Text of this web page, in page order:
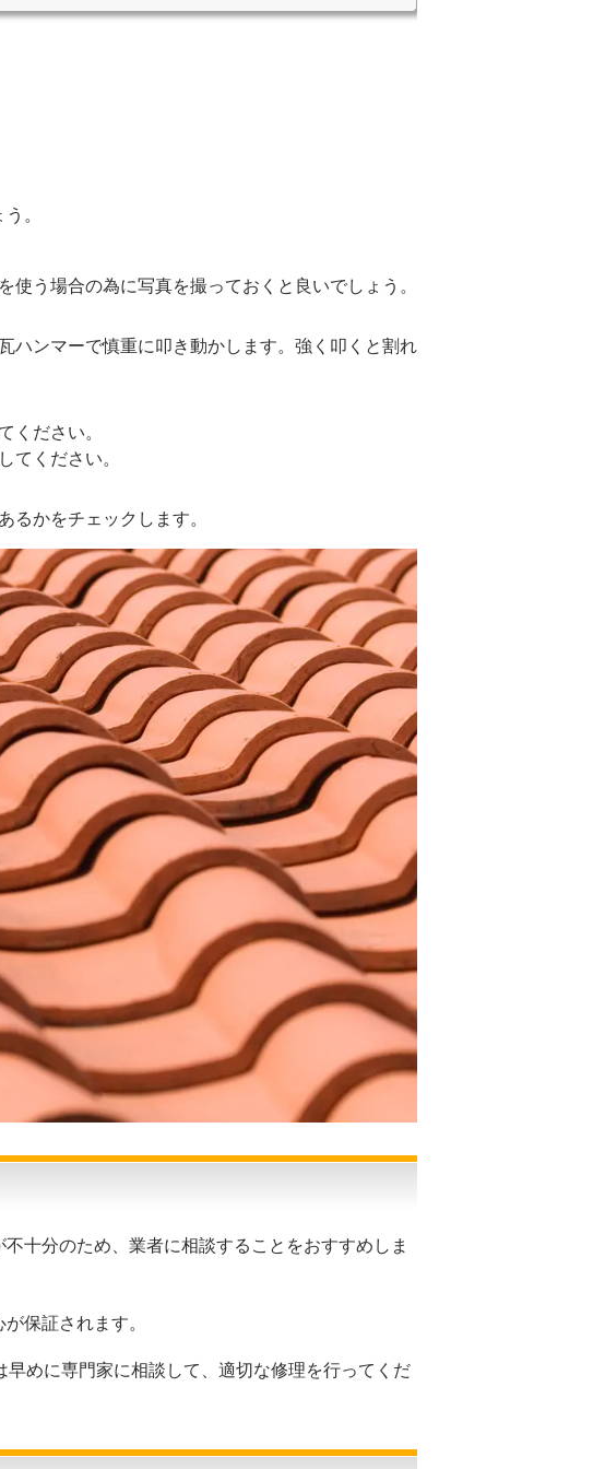
。
う場合の為に写真を撮っておくと良いでしょう。
ハンマーで慎重に叩き動かします。強く叩くと割れ
ください。
てください。
るかをチェックします。
十分のため、業者に相談することをおすすめしま
保証されます。
めに専門家に相談して、適切な修理を行ってくだ